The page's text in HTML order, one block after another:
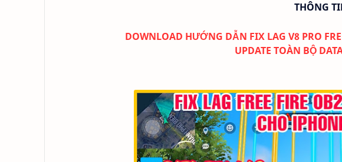
THÔNG
DOWNLOAD HƯỚNG DẪN FIX LAG V8 PRO
UPDATE TOÀN BỘ